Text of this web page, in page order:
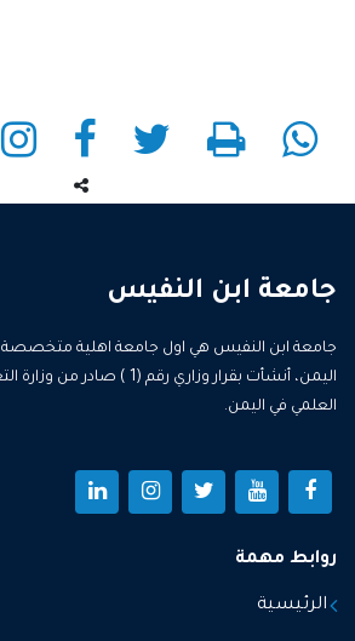
جامعة ابن النفيس
جامعة ابن النفيس هي اول جامعة اهلية متخصصة
اليمن، أنشأت بقرار وزاري رقم (1 )
العلمي في اليمن.
روابط مهمة
الرئيسية